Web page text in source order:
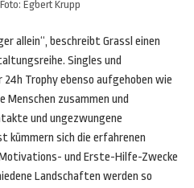
Egbert Krupp
allein“, beschreibt Grassl einen
Singles und
Trophy ebenso aufgehoben wie
Menschen zusammen und
und ungezwungene
kümmern sich die erfahrenen
und Erste-Hilfe-Zwecke
Landschaften werden so